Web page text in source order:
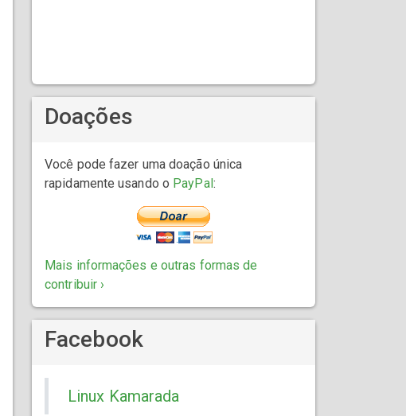
Doações
Você pode fazer uma doação única
rapidamente usando o PayPal:
Mais informações e outras formas de
contribuir ›
Facebook
Linux Kamarada